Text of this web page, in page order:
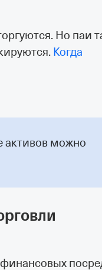
Но паи
Когда
активов можно